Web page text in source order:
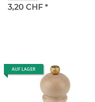
3,20 CHF *
AUF LAGER